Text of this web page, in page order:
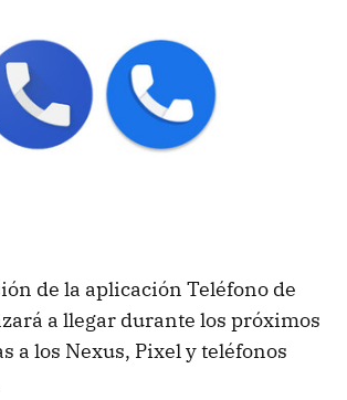
de la aplicación Teléfono de
a llegar durante los próximos
a los Nexus, Pixel y teléfonos